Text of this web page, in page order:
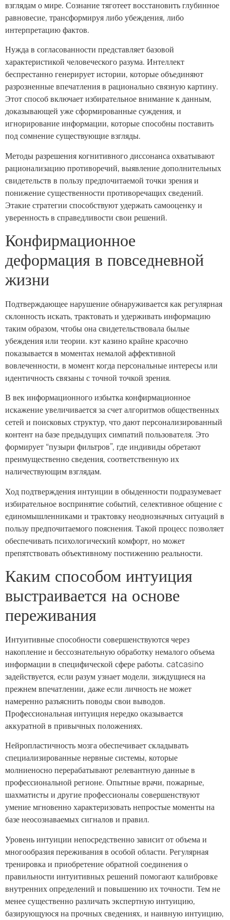
взглядам о мире. Сознание тяготеет восстановить глубинное
равновесие, трансформируя либо убеждения, либо
интерпретацию фактов.
Нужда в согласованности представляет базовой
характеристикой человеческого разума. Интеллект
беспрестанно генерирует истории, которые объединяют
разрозненные впечатления в рационально связную картину.
Этот способ включает избирательное внимание к данным,
доказывающей уже сформированные суждения, и
игнорирование информации, которые способны поставить
под сомнение существующие взгляды.
Методы разрешения когнитивного диссонанса охватывают
рационализацию противоречий, выявление дополнительных
свидетельств в пользу предпочитаемой точки зрения и
понижение существенности противоречащих сведений.
Этакие стратегии способствуют удержать самооценку и
уверенность в справедливости свои решений.
Конфирмационное
деформация в повседневной
жизни
Подтверждающее нарушение обнаруживается как регулярная
склонность искать, трактовать и удерживать информацию
таким образом, чтобы она свидетельствовала былые
убеждения или теории. кэт казино крайне красочно
показывается в моментах немалой аффективной
вовлеченности, в момент когда персональные интересы или
идентичность связаны с точной точкой зрения.
В век информационного избытка конфирмационное
искажение увеличивается за счет алгоритмов общественных
сетей и поисковых структур, что дают персонализированный
контент на базе предыдущих симпатий пользователя. Это
формирует “пузыри фильтров”, где индивиды обретают
преимущественно сведения, соответственную их
наличествующим взглядам.
Ход подтверждения интуиции в обыденности подразумевает
избирательное воспринятие событий, селективное общение с
единомышленниками и трактовку неоднозначных ситуаций в
пользу предпочитаемого пояснения. Такой процесс позволяет
обеспечивать психологический комфорт, но может
препятствовать объективному постижению реальности.
Каким способом интуиция
выстраивается на основе
переживания
Интуитивные способности совершенствуются через
накопление и бессознательную обработку немалого объема
информации в специфической сфере работы. catcasino
задействуется, если разум узнает модели, зиждущиеся на
прежнем впечатлении, даже если личность не может
намеренно разъяснить поводы свои выводов.
Профессиональная интуиция нередко оказывается
аккуратной в привычных положениях.
Нейропластичность мозга обеспечивает складывать
специализированные нервные системы, которые
молниеносно перерабатывают релевантную данные в
профессиональной регионе. Опытные врачи, пожарные,
шахматисты и другие профессионалы совершенствуют
умение мгновенно характеризовать непростые моменты на
базе неосознаваемых сигналов и правил.
Уровень интуиции непосредственно зависит от объема и
многообразия переживания в особой области. Регулярная
тренировка и приобретение обратной соединения о
правильности интуитивных решений помогают калибровке
внутренних определений и повышению их точности. Тем не
менее существенно различать экспертную интуицию,
базирующуюся на прочных сведениях, и наивную интуицию,